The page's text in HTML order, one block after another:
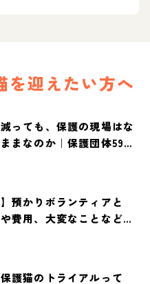
を迎えたい方へ
っても、保護の現場はな
まなのか｜保護団体59団
査【保護犬・保護猫白書
】預かりボランティアと
費用、大変なことなど紹
護猫のトライアルって